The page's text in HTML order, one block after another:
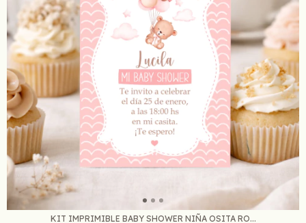
KIT IMPRIMIBLE BABY SHOWER NIÑA OSITA RO...